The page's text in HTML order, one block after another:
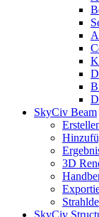
SkyCiv Beam
3D